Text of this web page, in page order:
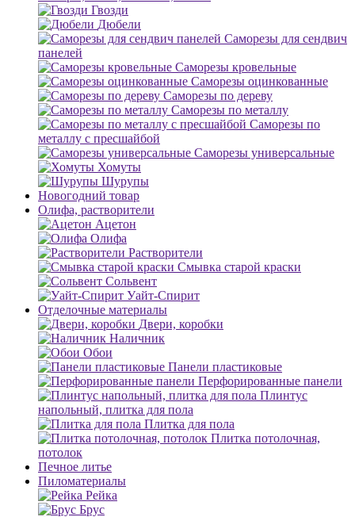
Гвозди
Дюбели
Саморезы для сендвич
панелей
Саморезы кровельные
Саморезы оцинкованные
Саморезы по дереву
Саморезы по металлу
Саморезы по
металлу с пресшайбой
Саморезы универсальные
Хомуты
Шурупы
Новогодний товар
Олифа, растворители
Ацетон
Олифа
Растворители
Смывка старой краски
Сольвент
Уайт-Спирит
Отделочные материалы
Двери, коробки
Наличник
Обои
Панели пластиковые
Перфорированные панели
Плинтус
напольный, плитка для пола
Плитка для пола
Плитка потолочная,
потолок
Печное литье
Пиломатериалы
Рейка
Брус